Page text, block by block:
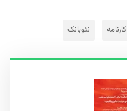
کارنامه نئوبانک